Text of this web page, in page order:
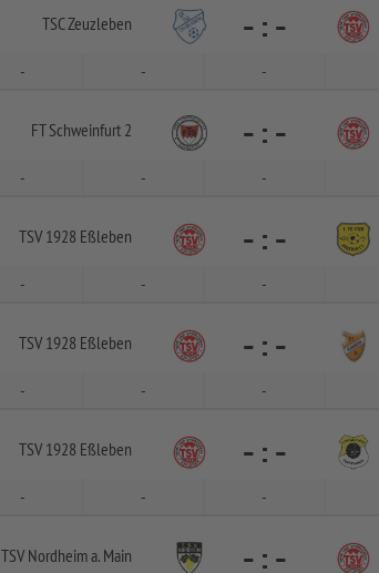
TSC Zeuzleben - : -
- - -
FT Schweinfurt 2 - : -
- - -
TSV 1928 Eßleben - : -
- - -
TSV 1928 Eßleben - : -
- - -
TSV 1928 Eßleben - : -
- - -
TSV Nordheim a. Main - : -